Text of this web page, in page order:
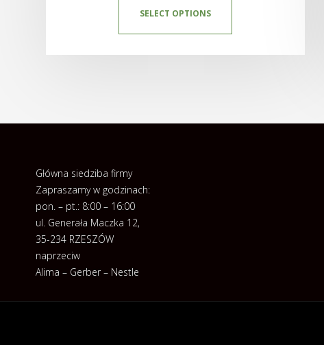
SELECT OPTIONS
Główna siedziba firmy
Zapraszamy w godzinach:
pon. – pt.: 8:00 – 16:00
ul. Generała Maczka 12,
35-234 RZESZÓW
naprzeciw
Alima – Gerber – Nestle